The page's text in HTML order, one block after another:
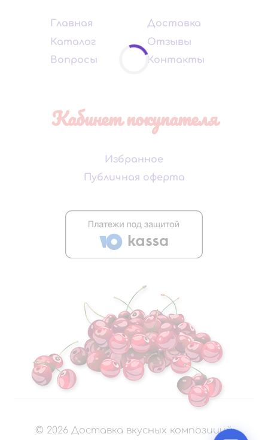
Главная
Каталог
Вопросы
Доставка
Отзывы
Контакты
Кабинет покупателя
Избранное
Публичная оферта
© 2026 Доставка вкусных композиций